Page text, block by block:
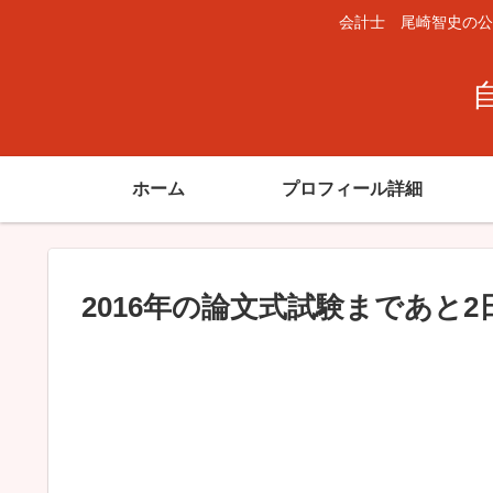
会計士 尾崎智史の公
ホーム プロフィール詳細
2016年の論文式試験まであと